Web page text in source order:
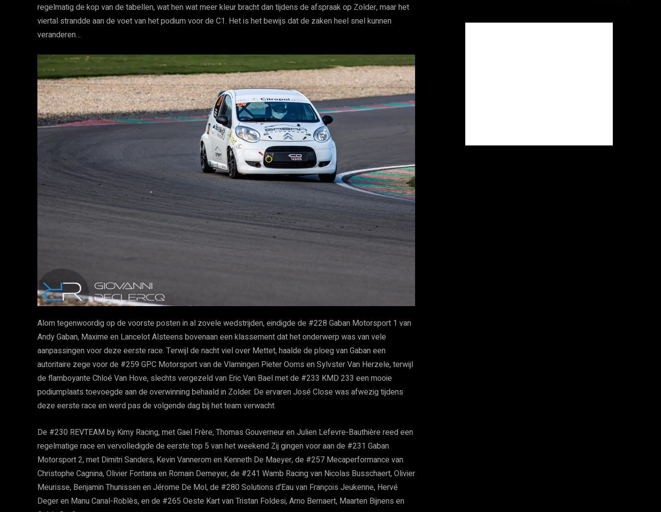
regelmatig de kop van de tabellen, wat hen wat meer kleur bracht dan tijdens de afspraak op Zolder, maar het
viertal strandde aan de voet van het podium voor de C1. Het is het bewijs dat de zaken heel snel kunnen
veranderen…
Alom tegenwoordig op de voorste posten in al zovele wedstrijden, eindigde de #228 Gaban Motorsport 1 van
Andy Gaban, Maxime en Lancelot Alsteens bovenaan een klassement dat het onderwerp was van vele
aanpassingen voor deze eerste race. Terwijl de nacht viel over Mettet, haalde de ploeg van Gaban een
autoritaire zege voor de #259 GPC Motorsport van de Vlamingen Pieter Ooms en Sylvster Van Herzele, terwijl
de flamboyante Chloé Van Hove, slechts vergezeld van Eric Van Bael met de #233 KMD 233 een mooie
podiumplaats toevoegde aan de overwinning behaald in Zolder. De ervaren José Close was afwezig tijdens
deze eerste race en werd pas de volgende dag bij het team verwacht.
De #230 REVTEAM by Kimy Racing, met Gael Frère, Thomas Gouverneur en Julien Lefevre-Bauthière reed een
regelmatige race en vervolledigde de eerste top 5 van het weekend Zij gingen voor aan de #231 Gaban
Motorsport 2, met Dimitri Sanders, Kevin Vannerom en Kenneth De Maeyer, de #257 Mecaperformance van
Christophe Cagnina, Olivier Fontana en Romain Demeyer, de #241 Wamb Racing van Nicolas Busschaert, Olivier
Meurisse, Benjamin Thunissen en Jérome De Mol, de #280 Solutions d’Eau van François Jeukenne, Hervé
Deger en Manu Canal-Roblès, en de #265 Oeste Kart van Tristan Foldesi, Arno Bernaert, Maarten Bijnens en